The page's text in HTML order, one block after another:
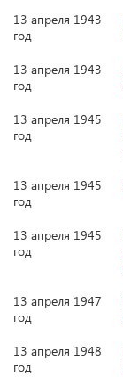
13 апреля 1943
год
13 апреля 1943
год
13 апреля 1945
год
13 апреля 1945
год
13 апреля 1945
год
13 апреля 1947
год
13 апреля 1948
год